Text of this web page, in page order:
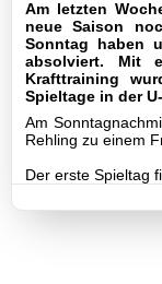
Gymnastik
Basketball
TSV
Gaststätte
Am letzten
neue Saison
Sonntag haben
absolviert. Mit
Krafttraining
Spieltage in der
Am
Rehling zu einem
Der erste Spieltag